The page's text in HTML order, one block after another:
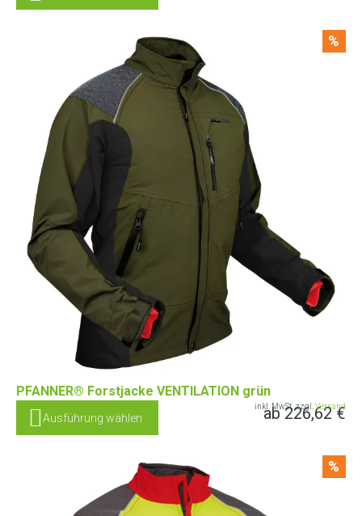
%
PFANNER® Forstjacke VENTILATION grün
ab226,62€
inkl. MwSt. zzgl. Versand
Ausführung wählen
%